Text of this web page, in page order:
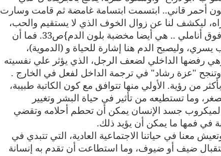
أحمر قاني.. ابتسمت ابتسامة غامضة ثم قامت وسارت
ليكشف لنا عن زوال الخوف الذي لا يستقيم والحب،
ثم { وفيما كنت أهم باللحاق بها تجمدت نظرتي فوق أناملي .. هي أيضا مخضبة بلون الدم}ص33. فما أن
وليصبح الدم هنا إشارة للحياة و (الدموية)،
رفضها الداخلي لضعف الرجل، الذي يؤثر علي نفسيته
وتنجح "عزة رشاد" في ترجمة الداخل لفعل في الخارج .
من رؤية. الأولي منها تتوافق مع كون الكاتبة طبيبة،
وما تستطيعه من تأثير في حياة البشر وتغيير
الميكروب جسد الإنسان يمكن أن تحطم أحلامه وتقضي
في فمها ما يمكن أن يؤيد ذلك.
معنا في حياتنا الاجتماعية العادية، التي تتبدي في
ضيف أو ضيوف، وما استطاعت أن تقدم به إنسانة